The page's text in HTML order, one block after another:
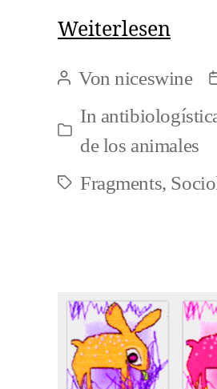
WeiterlesenLa
y
Beitragsautor
Vonniceswine
Kategorien
In
de los animales
Schlagwörter
Fragments,